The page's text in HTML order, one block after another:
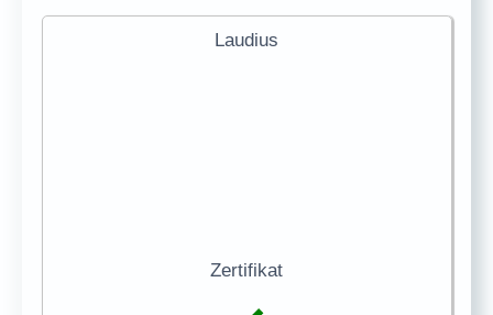
Laudius
Zertifikat